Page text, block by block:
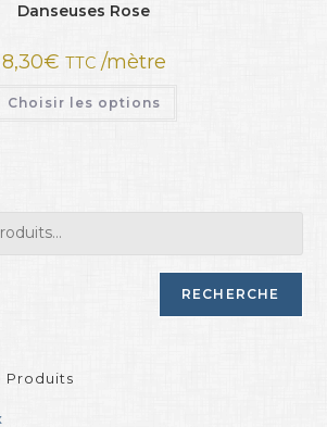
Danseuses Rose
8,30€ TTC/mètre
Choisir les options
RECHERCHE
Produits